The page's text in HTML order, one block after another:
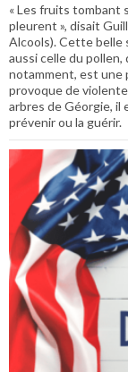
« Les fruits tombant
pleurent », disait
Alcools). Cette belle
aussi celle du
notamment, est une
provoque de
arbres de Géorgie, il
prévenir ou la guérir.